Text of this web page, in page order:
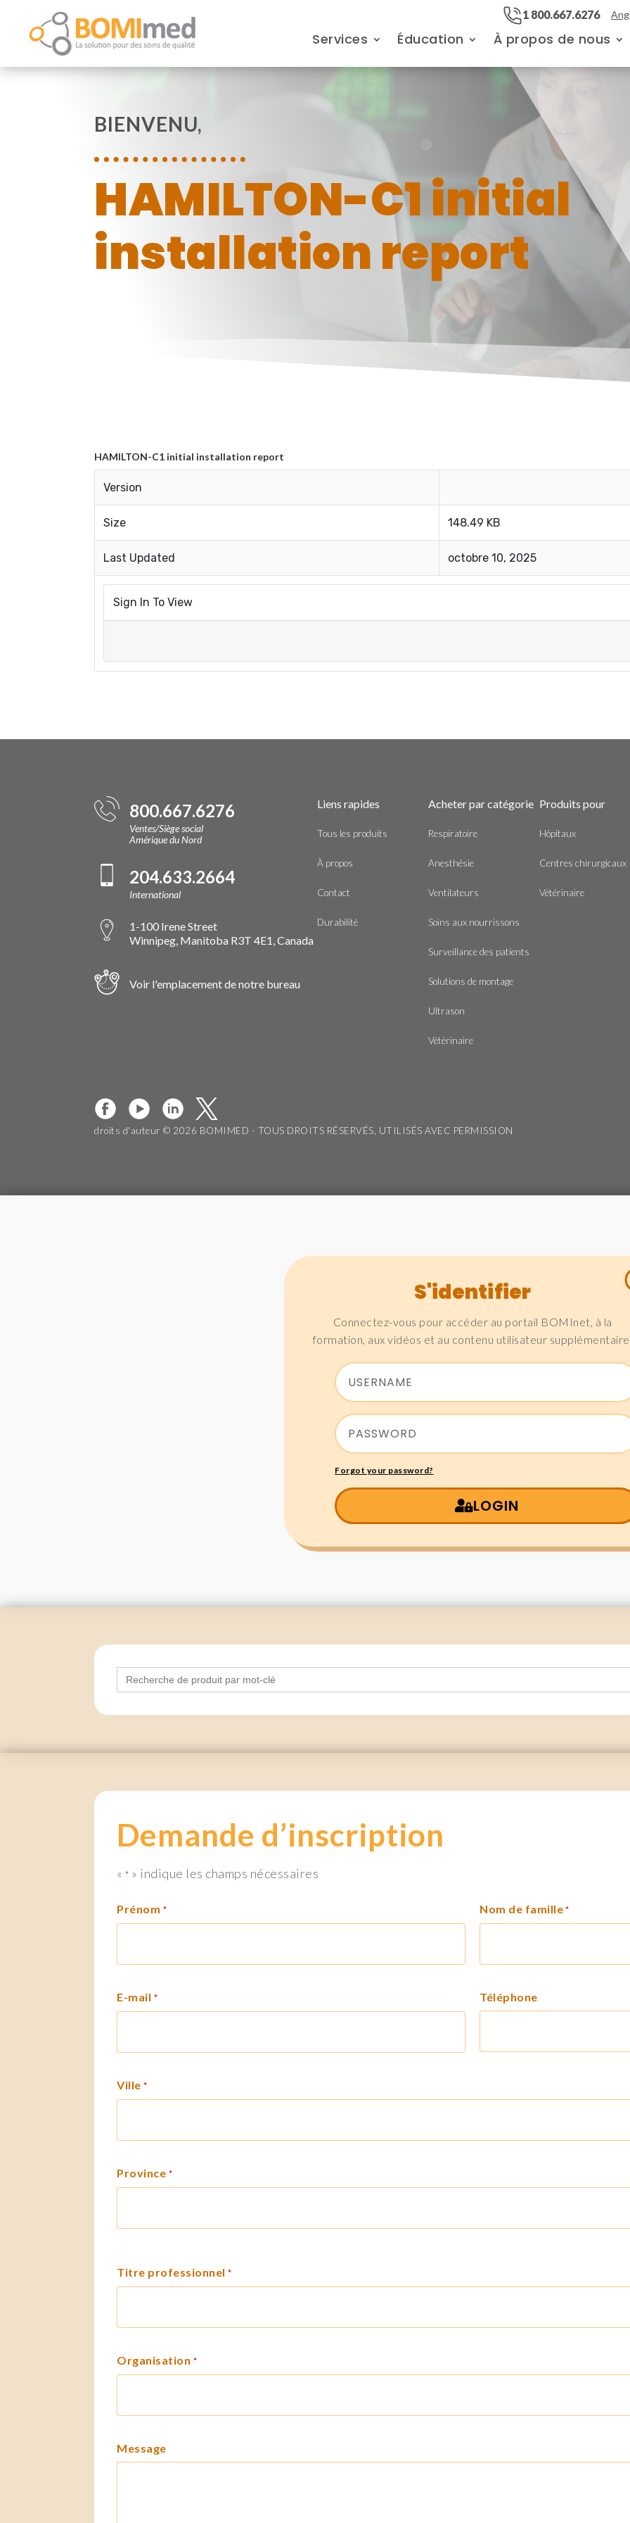
1 800.667.6276
Services Éducation À propos de nous
BIENVENU,
HAMILTON-C1 initial
installation report
HAMILTON-C1 initial installation report
Version
Size 148.49 KB
Last Updated octobre 10, 2025
Sign In To View
800.667.6276
Ventes/Siège social
Amérique du Nord
204.633.2664
International
1-100 Irene Street
Winnipeg, Manitoba R3T 4E1, Canada
Voir l'emplacement de notre bureau
Liens rapides
Tous les produits
À propos
Contact
Durabilité
Acheter par catégorie
Respiratoire
Anesthésie
Ventilateurs
Soins aux nourrissons
Surveillance des patients
Solutions de montage
Ultrason
Vétérinaire
Produits pour
Hôpitaux
Centres chirurgicaux
Vétérinaire
droits d'auteur © 2026 BOMIMED - TOUS DROITS RÉSERVÉS, UTILISÉS AVEC PERMISSION
S'identifier
Connectez-vous pour accéder au portail BOMInet, à la
formation, aux vidéos et au contenu utilisateur
Forgot your password?
LOGIN
Search
for:
Demande d’inscription
«* » indique les champs nécessaires
Prénom * Nom de famille *
E-mail * Téléphone
Ville *
Province *
Titre professionnel *
Organisation *
Message